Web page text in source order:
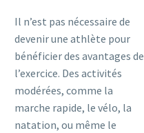
Il n’est pas nécessaire de
devenir une athlète pour
bénéficier des avantages de
l’exercice. Des activités
modérées, comme la
marche rapide, le vélo, la
natation, ou même le